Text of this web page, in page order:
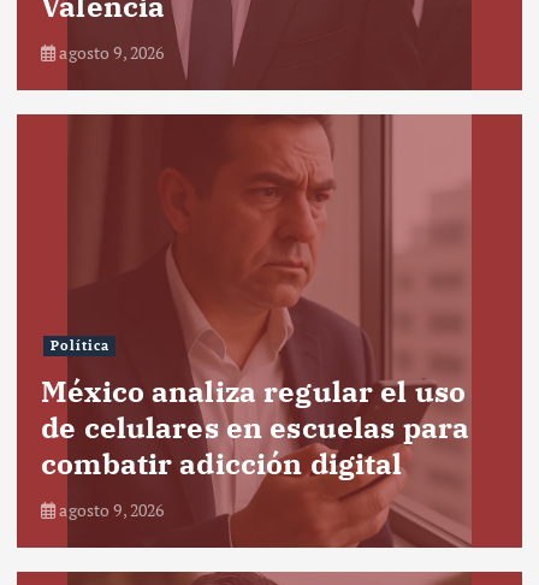
agosto 9, 2026
Política
México analiza regular el uso
de celulares en escuelas para
combatir adicción digital
agosto 9, 2026